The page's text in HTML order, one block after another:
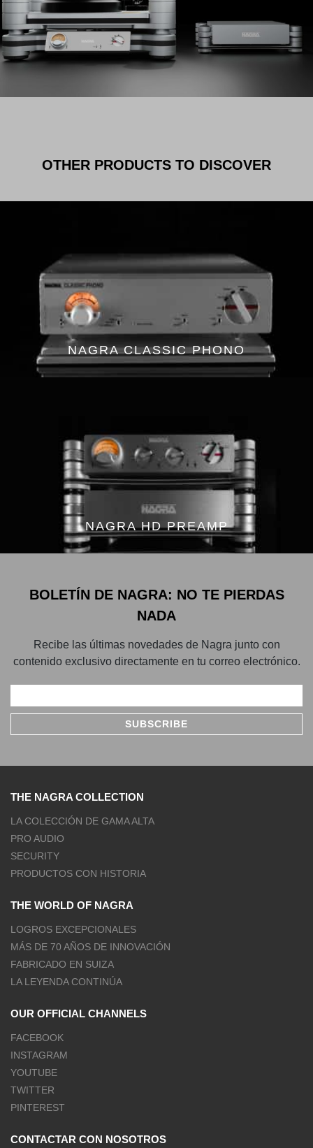
OTHER PRODUCTS TO DISCOVER
NAGRA CLASSIC PHONO
NAGRA HD PREAMP
BOLETÍN DE NAGRA: NO TE PIERDAS
NADA
Recibe las últimas novedades de Nagra junto con
contenido exclusivo directamente en tu correo electrónico.
THE NAGRA COLLECTION
LA COLECCIÓN DE GAMA ALTA
PRO AUDIO
SECURITY
PRODUCTOS CON HISTORIA
THE WORLD OF NAGRA
LOGROS EXCEPCIONALES
MÁS DE 70 AÑOS DE INNOVACIÓN
FABRICADO EN SUIZA
LA LEYENDA CONTINÚA
OUR OFFICIAL CHANNELS
FACEBOOK
INSTAGRAM
YOUTUBE
TWITTER
PINTEREST
CONTACTAR CON NOSOTROS